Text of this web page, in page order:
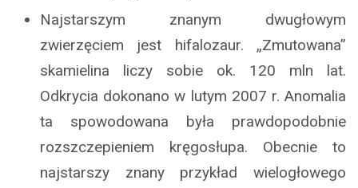
Najstarszym znanym dwugłowym
zwierzęciem jest hifalozaur. „Zmutowana”
skamielina liczy sobie ok. 120 mln lat.
Odkrycia dokonano w lutym 2007 r. Anomalia
ta spowodowana była prawdopodobnie
rozszczepieniem kręgosłupa. Obecnie to
najstarszy znany przykład wielogłowego